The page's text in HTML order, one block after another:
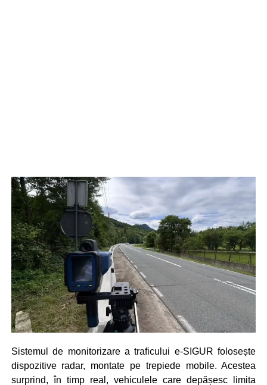
Sistemul de monitorizare a traficului e-SIGUR folosește
dispozitive radar, montate pe trepiede mobile. Acestea
surprind, în timp real, vehiculele care depășesc limita